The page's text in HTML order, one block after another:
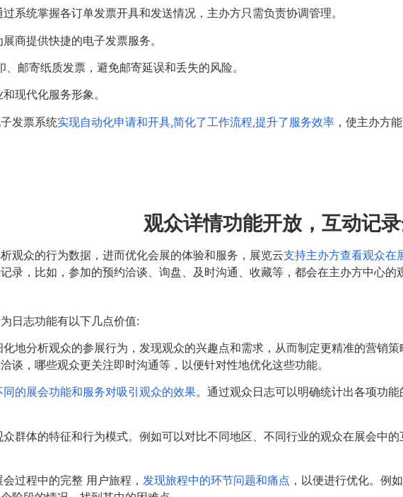
系统掌握各订单发票开具和发送情况，主办方只需负责协调管理。
商提供快捷的电子发票服务。
邮寄纸质发票，避免邮寄延误和丢失的风险。
现代化服务形象。
发票系统实现自动化申请和开具,简化了工作流程,提升了服务效率 ，使主办方
观众详情功能开放，互动记
观众的行为数据，进而优化会展的体验和服务，展览云支持主办方查看观众在
录，比如，参加的预约洽谈、询盘、及时沟通、收藏等，都会在主办方中心的
日志功能有以下几点价值:
地分析观众的参展行为，发现观众的兴趣点和需求，从而制定更精准的营销
谈，哪些观众更关注即时沟通等，以便针对性地优化这些功能。
同的展会功能和服务对吸引观众的效果。通过观众日志可以明确统计出各项功
群体的特征和行为模式。例如可以对比不同地区、不同行业的观众在展会中
过程中的完整 用户旅程， 发现旅程中的环节问题和痛点 ，以便进行优化。例